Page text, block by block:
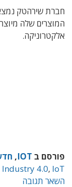
חברת שירהטק
המוצרים שלה
אלקטרוניקה.
פורסם ב IOT
,
Industry 4.0, IoT תעשייתי
השאר תגובה